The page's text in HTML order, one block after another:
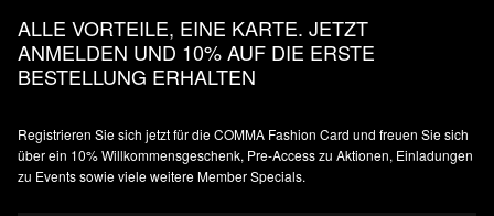
ALLE VORTEILE, EINE KARTE. JETZT
ANMELDEN UND 10% AUF DIE ERSTE
BESTELLUNG ERHALTEN
Registrieren Sie sich jetzt für die COMMA Fashion Card und freuen Sie sich
über ein 10% Willkommensgeschenk, Pre-Access zu Aktionen, Einladungen
zu Events sowie viele weitere Member Specials.